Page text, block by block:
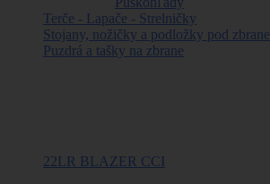
Terče - Lapače - Strelničky
Stojany, nožičky a podložky pod zbrane
Puzdrá a tašky na zbrane
22LR BLAZER CCI